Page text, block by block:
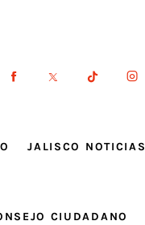
JALISCO NOTICIAS
CIUDADANO